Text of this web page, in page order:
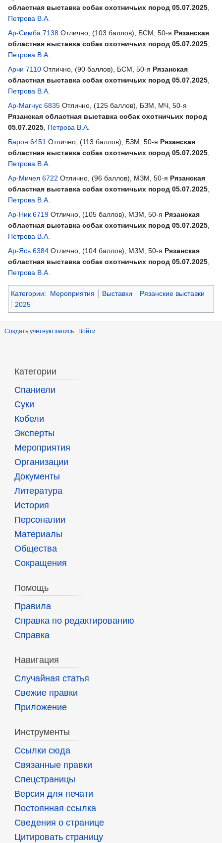
областная выставка собак охотничьих пород 05.07.2025
Петрова В.А.
Ар-Симба 7138 Отлично, (103 баллов), БСМ, 50-я Рязанская
областная выставка собак охотничьих пород 05.07.2025
Петрова В.А.
Арчи 7110 Отлично, (90 баллов), БСМ, 50-я Рязанская
областная выставка собак охотничьих пород 05.07.2025
Петрова В.А.
Ар-Магнус 6835 Отлично, (125 баллов), БЗМ, МЧ, 50-я
Рязанская областная выставка собак охотничьих пород
05.07.2025 Петрова В.А.
Барон 6451 Отлично, (113 баллов), БЗМ, 50-я Рязанская
областная выставка собак охотничьих пород 05.07.2025
Петрова В.А.
Ар-Мичел 6722 Отлично, (96 баллов), МЗМ, 50-я Рязанская
областная выставка собак охотничьих пород 05.07.2025
Петрова В.А.
Ар-Ник 6719 Отлично, (105 баллов), МЗМ, 50-я Рязанская
областная выставка собак охотничьих пород 05.07.2025
Петрова В.А.
Ар-Ясь 6384 Отлично, (104 баллов), МЗМ, 50-я Рязанская
областная выставка собак охотничьих пород 05.07.2025
Петрова В.А.
Категории: Мероприятия Выставки
Рязанские выставки
2025
Создать учётную запись Войти
Категории
Спаниели
Суки
Кобели
Эксперты
Мероприятия
Организации
Документы
Литература
История
Персоналии
Материалы
Общества
Сокращения
Помощь
Правила
Справка по редактированию
Справка
Навигация
Случайная статья
Свежие правки
Приложение
Инструменты
Ссылки сюда
Связанные правки
Спецстраницы
Версия для печати
Постоянная ссылка
Сведения о странице
Цитировать страницу